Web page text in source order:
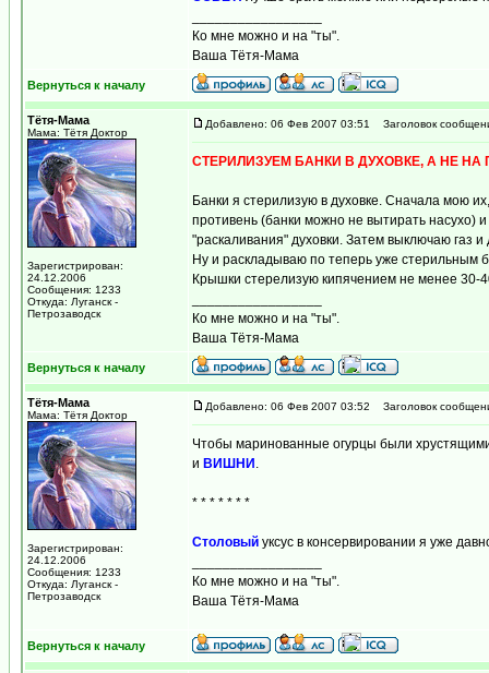
Ко мне можно и на "ты".
Ваша Тётя-Мама
Вернуться к началу
Тётя-Мама
Мама: Тётя Доктор
Зарегистрирован:
24.12.2006
Сообщения: 1233
Откуда: Луганск -
Петрозаводск
Добавлено: 06 Фев 2007 03:51 Заголовок
СТЕРИЛИЗУЕМ БАНКИ В ДУХОВКЕ, А НЕ НА
Банки я стерилизую в духовке. Сначала мою
противень (банки можно не вытирать насухо)
"раскаливания" духовки. Затем выключаю газ
Ну и раскладываю по теперь уже стерильным
Крышки стерелизую кипячением не менее 30-
Ко мне можно и на "ты".
Ваша Тётя-Мама
Вернуться к началу
Тётя-Мама
Мама: Тётя Доктор
Зарегистрирован:
24.12.2006
Сообщения: 1233
Откуда: Луганск -
Петрозаводск
Добавлено: 06 Фев 2007 03:52 Заголовок
Чтобы маринованные огурцы были
и ВИШНИ .
* * * * * * *
Столовый уксус в консервировании я уже
Ко мне можно и на "ты".
Ваша Тётя-Мама
Вернуться к началу